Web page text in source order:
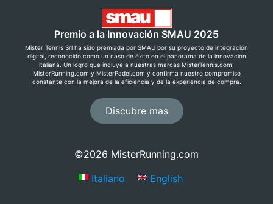
Premio a la Innovación SMAU 2025
Mister Tennis Srl ha sido premiada por SMAU por su proyecto de integración
digital, reconocido como un caso de éxito en el panorama de la innovación
italiana. Un logro que incluye a nuestras marcas MisterTennis.com,
MisterRunning.com y MisterPadel.com y confirma nuestro compromiso
constante con la mejora de la eficiencia y de la experiencia de compra.
Discubre mas
©2026 MisterRunning.com
Italiano
English